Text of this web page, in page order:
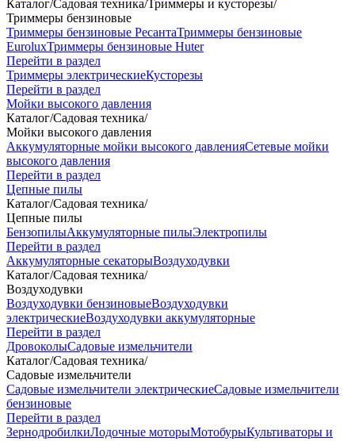
Каталог/Садовая техника/Триммеры и кусторезы/
Триммеры бензиновые
Триммеры бензиновые РесантаТриммеры бензиновые
EuroluxТриммеры бензиновые Huter
Перейти в раздел
Триммеры электрическиеКусторезы
Перейти в раздел
Мойки высокого давления
Каталог/Садовая техника/
Мойки высокого давления
Аккумуляторные мойки высокого давленияСетевые мойки
высокого давления
Перейти в раздел
Цепные пилы
Каталог/Садовая техника/
Цепные пилы
БензопилыАккумуляторные пилыЭлектропилы
Перейти в раздел
Аккумуляторные секаторыВоздуходувки
Каталог/Садовая техника/
Воздуходувки
Воздуходувки бензиновыеВоздуходувки
электрическиеВоздуходувки аккумуляторные
Перейти в раздел
ДровоколыСадовые измельчители
Каталог/Садовая техника/
Садовые измельчители
Садовые измельчители электрическиеСадовые измельчители
бензиновые
Перейти в раздел
ЗернодробилкиЛодочные моторыМотобурыКультиваторы и